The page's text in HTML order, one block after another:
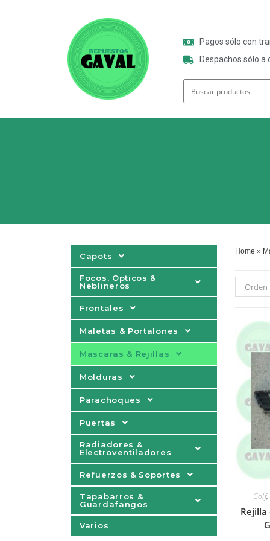
Pagos sólo con
Despachos sólo
Capots
Focos, Opticos &
Neblineros
Frontales
Maletas & Portalones
Mascaras & Rejillas
Molduras
Parachoques
Puertas
Radiadores &
Electroventiladores
Refuerzos & Soportes
Tapabarros &
Guardafangos
Varios
Home »
Golf,
Rejilla